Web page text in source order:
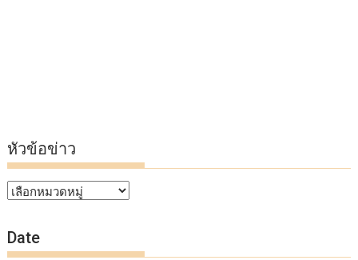
หัวข้อข่าว
หัวข้อ
Date